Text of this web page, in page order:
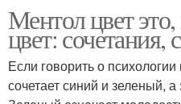
Ментол цвет
цвет: сочетания,
Если говорить о
сочетает синий и зеленый, а